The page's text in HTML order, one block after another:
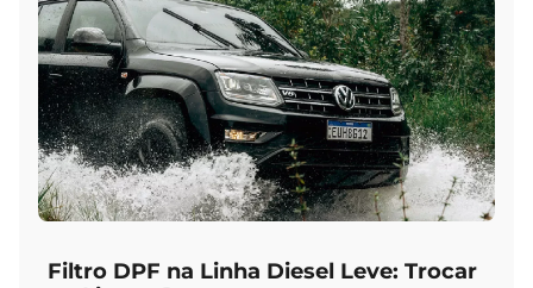
Filtro DPF na Linha Diesel Leve: Trocar